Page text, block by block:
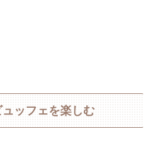
ッフェを楽しむ